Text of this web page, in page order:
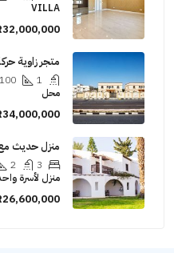
VILLA
متجر زاوية
3100
محل
منزل حديث
منزل لأسرة